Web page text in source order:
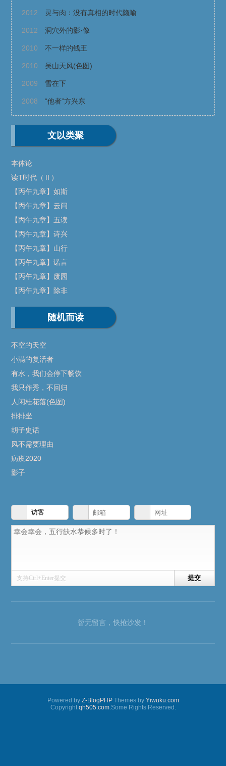
2012 灵与肉：没有真相的时代隐喻
2012 洞穴外的影·像
2010 不一样的钱王
2010 吴山天风(色图)
2009 雪在下
2008 “他者”方兴东
文以类聚
本体论
读T时代（Ⅱ）
【丙午九章】如斯
【丙午九章】云问
【丙午九章】五读
【丙午九章】诗兴
【丙午九章】山行
【丙午九章】诺言
【丙午九章】废园
【丙午九章】除非
随机而读
不空的天空
小满的复活者
有水，我们会停下畅饮
我只作秀，不回归
人闲桂花落(色图)
排排坐
胡子史话
风不需要理由
病疫2020
影子
支持Ctrl+Enter提交
暂无留言，快抢沙发！
Powered by Z-BlogPHPThemes by Yiwuku.com
Copyrightqh505.com.Some Rights Reserved.